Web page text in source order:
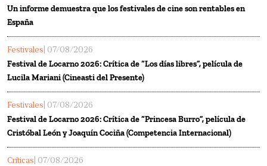
Un informe demuestra que los festivales de cine son rentables en
España
Festivales | 07/08/2026
Festival de Locarno 2026: Crítica de “Los días libres”, película de
Lucila Mariani (Cineasti del Presente)
Festivales | 07/08/2026
Festival de Locarno 2026: Crítica de “Princesa Burro”, película de
Cristóbal León y Joaquín Cociña (Competencia Internacional)
Críticas | 07/08/2026